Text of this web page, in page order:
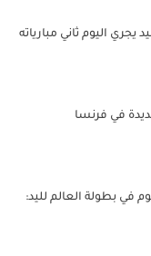
يجري اليوم ثاني مبارياته
في فرنسا
في بطولة العالم لليد: